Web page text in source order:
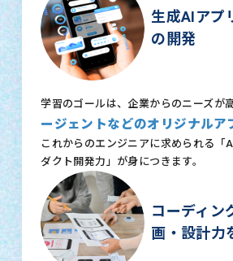
生成AIアプ
の開発
学習のゴールは、企業からのニーズが
ージェントなどのオリジナルア
これからのエンジニアに求められる「
ダクト開発力」が身につきます。
コーディン
画・設計力